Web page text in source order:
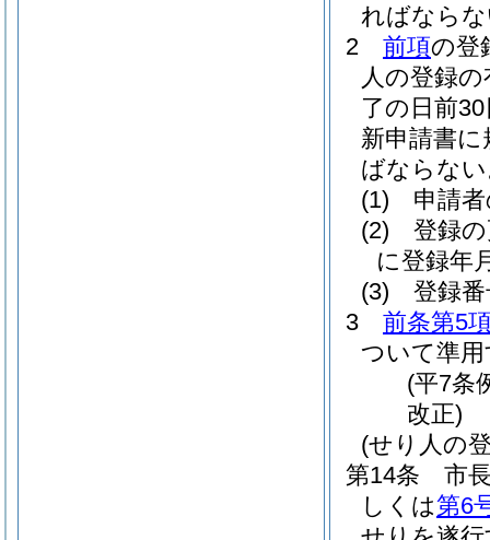
ればなら
2
前項の登
人の登録
了の日前
新申請書
ばならな
(1)
申請
(2)
登録
に登録年
(3)
登録
3
前条第5
ついて準
(平7条
改正)
(せり人の
第14条
市
しくは第6